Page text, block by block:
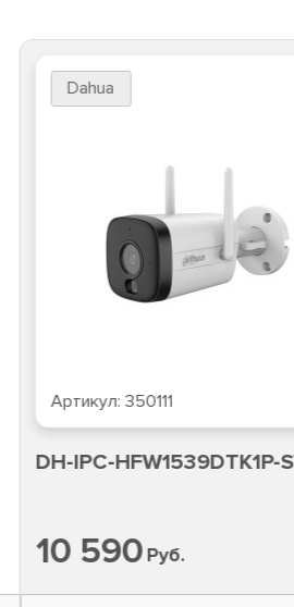
Dahua
Артикул:350111
DH-IPC-HFW1539DTK1P-
10 590Руб.